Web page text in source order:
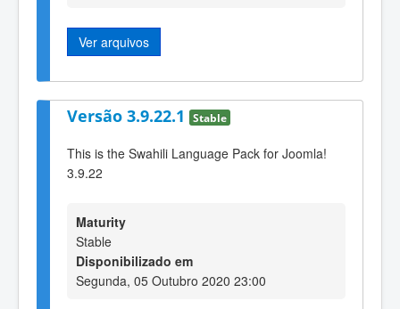
Ver arquivos
Versão 3.9.22.1 Stable
This is the Swahili Language Pack for Joomla!
3.9.22
Maturity
Stable
Disponibilizado em
Segunda, 05 Outubro 2020 23:00